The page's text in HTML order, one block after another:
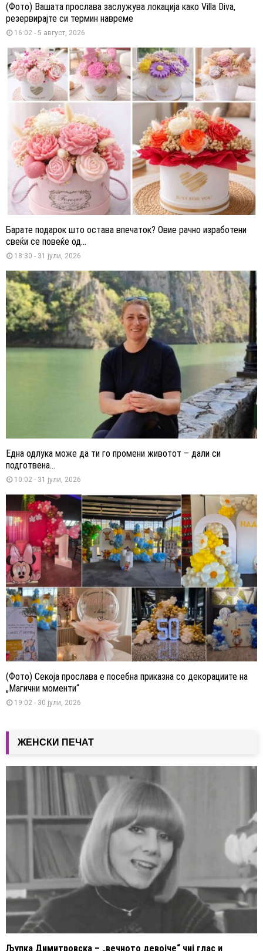
(Фото) Вашата прослава заслужува локација како Villa Diva,
резервирајте си термин навреме
16:02 - 5 август, 2026
Барате подарок што остава впечаток? Овие рачно изработени
свеќи се повеќе од...
18:30 - 31 јули, 2026
Една одлука може да ти го промени животот – дали си
подготвена...
10:02 - 31 јули, 2026
(Фото) Секоја прослава е посебна приказна со декорациите на
„Магични моменти“
19:02 - 30 јули, 2026
ЖЕНСКИ ПЕЧАТ
Љупка Димитровска – „вечното девојче“ чиј глас и